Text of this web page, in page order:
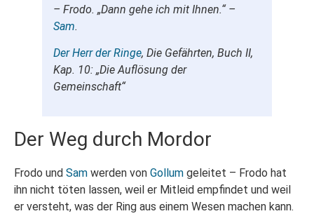
– Frodo. „Dann gehe ich mit Ihnen.“ –
Sam.
Der Herr der Ringe, Die Gefährten, Buch II,
Kap. 10: „Die Auflösung der
Gemeinschaft“
Der Weg durch Mordor
Frodo und Sam werden von Gollum geleitet – Frodo hat
ihn nicht töten lassen, weil er Mitleid empfindet und weil
er versteht, was der Ring aus einem Wesen machen kann.